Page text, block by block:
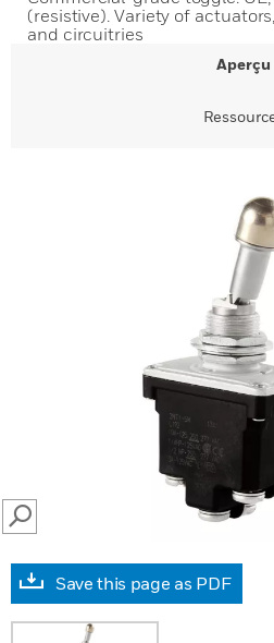
(resistive). Variety of
and circuitries
Aperçu
SEARCH
Save this page as PDF